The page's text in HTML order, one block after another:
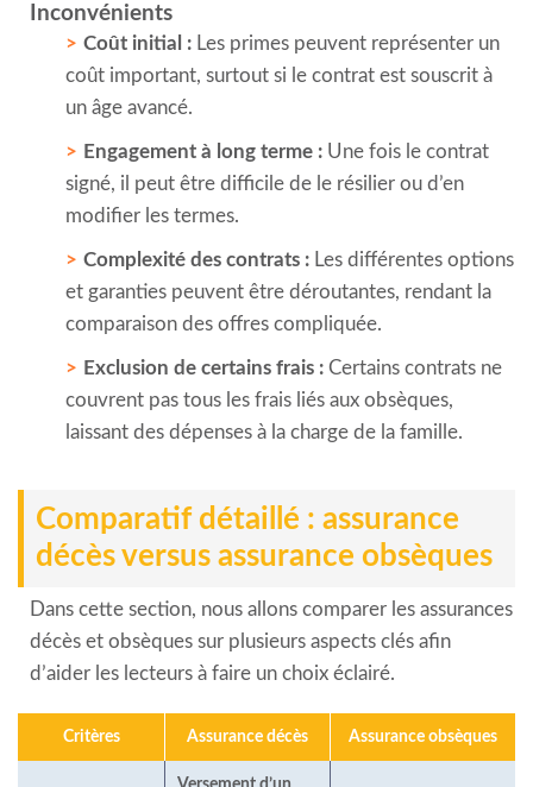
Inconvénients
Coût initial : Les primes peuvent représenter un
coût important, surtout si le contrat est souscrit à
un âge avancé.
Engagement à long terme : Une fois le contrat
signé, il peut être difficile de le résilier ou d’en
modifier les termes.
Complexité des contrats : Les différentes options
et garanties peuvent être déroutantes, rendant la
comparaison des offres compliquée.
Exclusion de certains frais : Certains contrats ne
couvrent pas tous les frais liés aux obsèques,
laissant des dépenses à la charge de la famille.
Comparatif détaillé : assurance
décès versus assurance obsèques
Dans cette section, nous allons comparer les assurances
décès et obsèques sur plusieurs aspects clés afin
d’aider les lecteurs à faire un choix éclairé.
Critères Assurance décès Assurance obsèques